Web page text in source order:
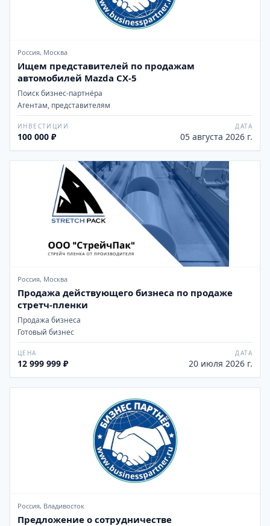
Россия, Москва
Ищем представителей по продажам
автомобилей Mazda CX-5
Поиск бизнес-партнёра
Агентам, представителям
ИНВЕСТИЦИИ
100 000 ₽
ДАТА
05 августа 2026 г.
Россия, Москва
Продажа действующего бизнеса по продаже
стретч-пленки
Продажа бизнеса
Готовый бизнес
ЦЕНА
12 999 999 ₽
ДАТА
20 июля 2026 г.
Россия, Владивосток
Предложение о сотрудничестве